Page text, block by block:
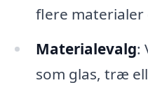
flere materialer
Materialevalg:
som glas, træ